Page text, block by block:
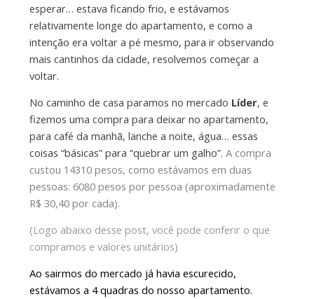
esperar… estava ficando frio, e estávamos
relativamente longe do apartamento, e como a
intenção era voltar a pé mesmo, para ir observando
mais cantinhos da cidade, resolvemos começar a
voltar.
No caminho de casa paramos no mercado Líder, e
fizemos uma compra para deixar no apartamento,
para café da manhã, lanche a noite, água… essas
coisas “básicas” para “quebrar um galho”. A compra
custou 14310 pesos, como estávamos em duas
pessoas: 6080 pesos por pessoa (aproximadamente
R$ 30,40 por cada).
(Logo abaixo desse post, você pode conferir o que
compramos e valores unitários)
Ao sairmos do mercado já havia escurecido,
estávamos a 4 quadras do nosso apartamento.